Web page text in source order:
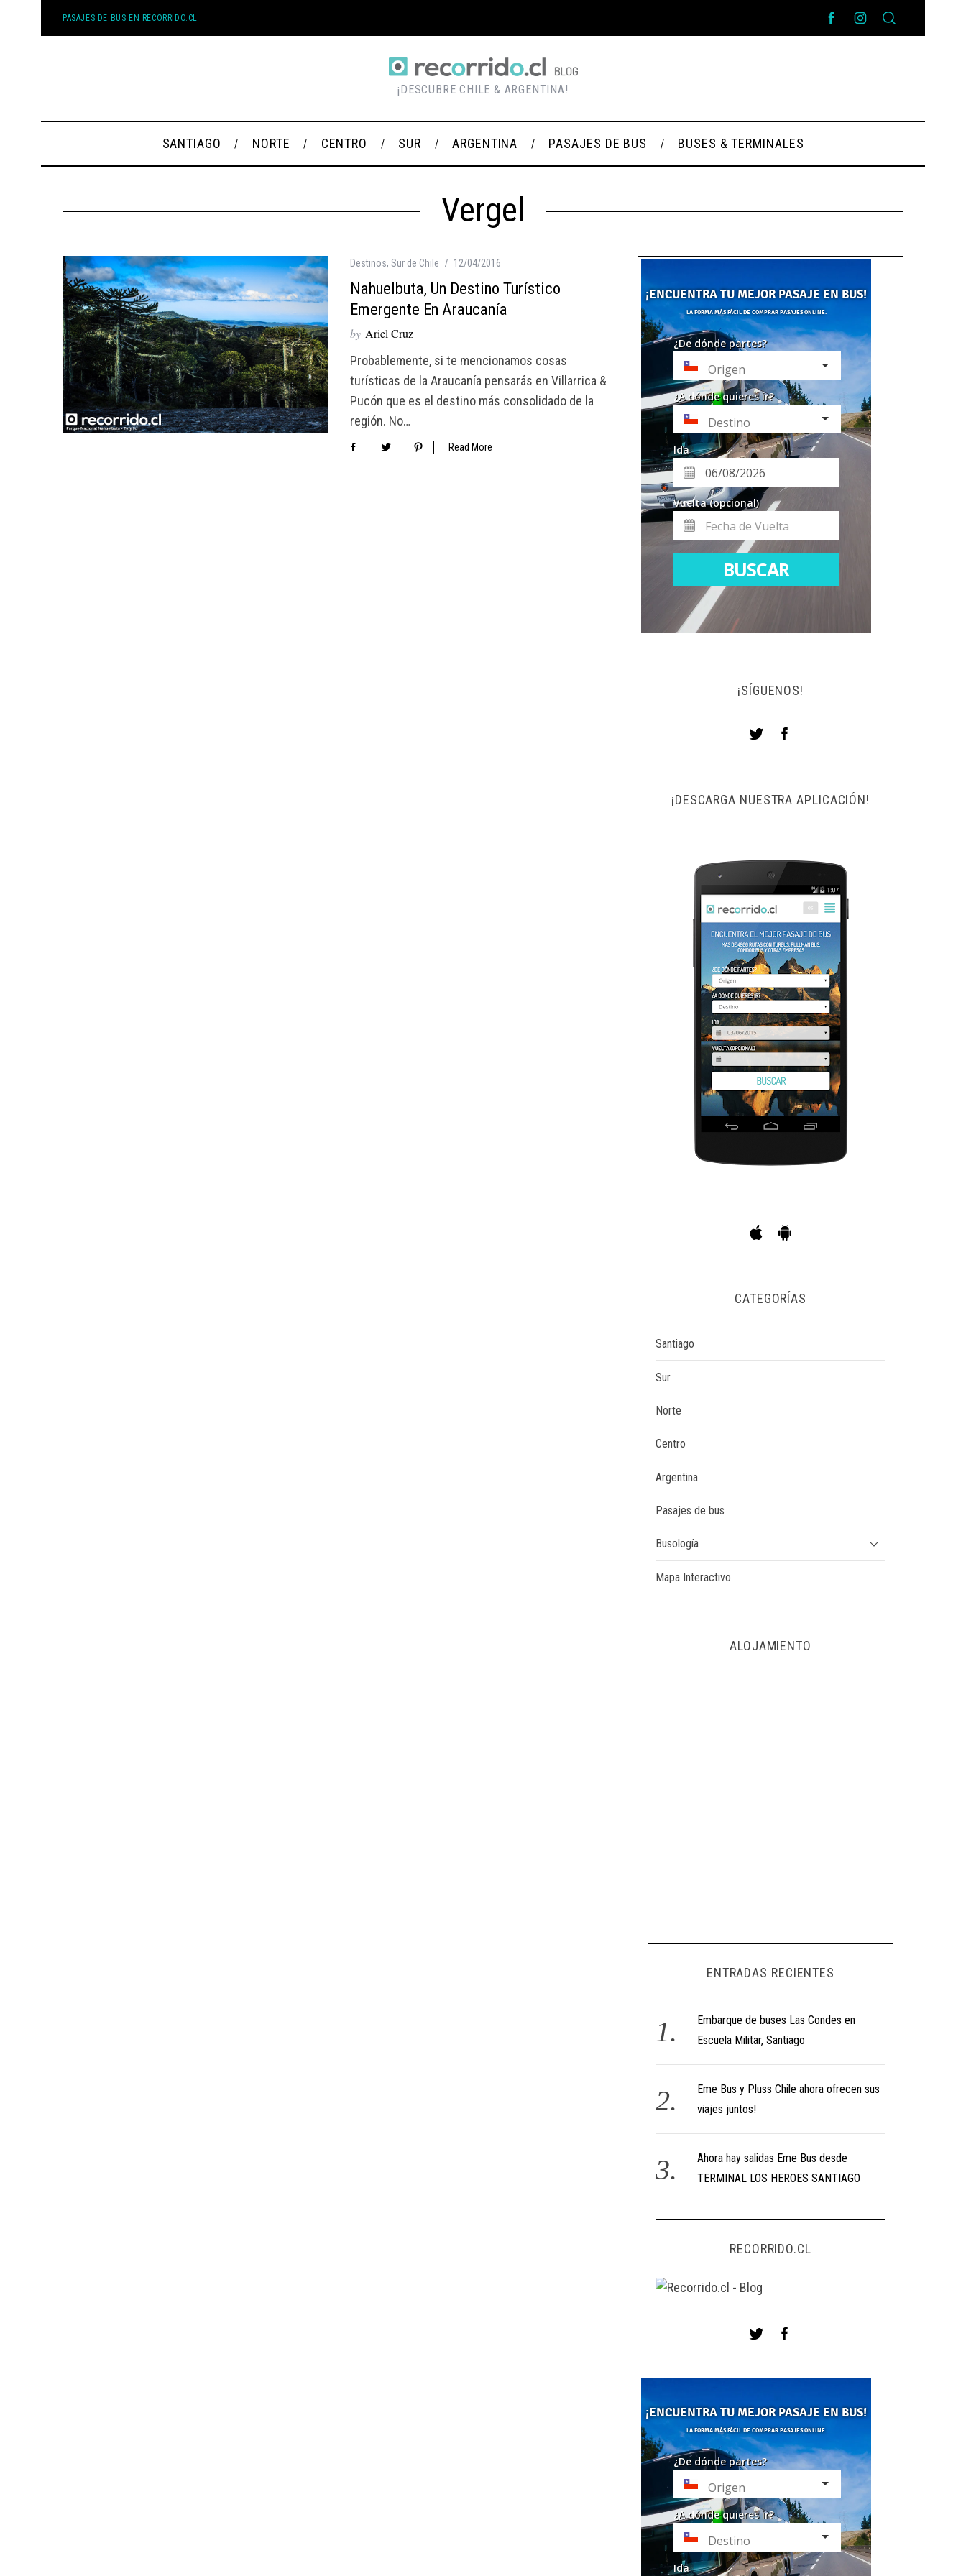
PASAJES DE BUS EN RECORRIDO.CL
¡DESCUBRE CHILE & ARGENTINA!
SANTIAGO NORTE CENTRO SUR ARGENTINA PASAJES DE BUS BUSES & TERMINALES
Vergel
Destinos, Sur de Chile 12/04/2016
Nahuelbuta, Un Destino Turístico
Emergente En Araucanía
by Ariel Cruz
Probablemente, si te mencionamos cosas
turísticas de la Araucanía pensarás en Villarrica &
Pucón que es el destino más consolidado de la
región. No…
Read More
¡SÍGUENOS!
¡DESCARGA NUESTRA APLICACIÓN!
CATEGORÍAS
Santiago
Sur
Norte
Centro
Argentina
Pasajes de bus
Busología
Mapa Interactivo
ALOJAMIENTO
ENTRADAS RECIENTES
Embarque de buses Las Condes en
Escuela Militar, Santiago
Eme Bus y Pluss Chile ahora ofrecen sus
viajes juntos!
Ahora hay salidas Eme Bus desde
TERMINAL LOS HEROES SANTIAGO
RECORRIDO.CL